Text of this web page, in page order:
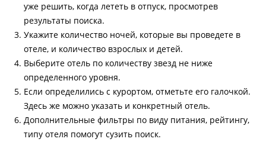
уже решить, когда лететь в отпуск, просмотрев
результаты поиска.
Укажите количество ночей, которые вы проведете в
отеле, и количество взрослых и детей.
Выберите отель по количеству звезд не ниже
определенного уровня.
Если определились с курортом, отметьте его галочкой.
Здесь же можно указать и конкретный отель.
Дополнительные фильтры по виду питания, рейтингу,
типу отеля помогут сузить поиск.